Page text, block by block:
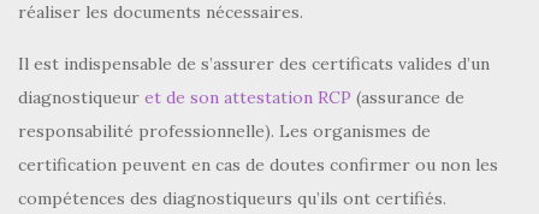
réaliser les documents nécessaires.
Il est indispensable de s’assurer des certificats valides d’un
diagnostiqueur et de son attestation RCP (assurance de
responsabilité professionnelle). Les organismes de
certification peuvent en cas de doutes confirmer ou non les
compétences des diagnostiqueurs qu’ils ont certifiés.